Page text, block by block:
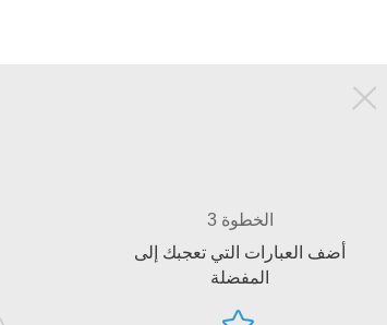
الخطوة 3
أضف العبارات التي تعجبك إلى
المفضلة